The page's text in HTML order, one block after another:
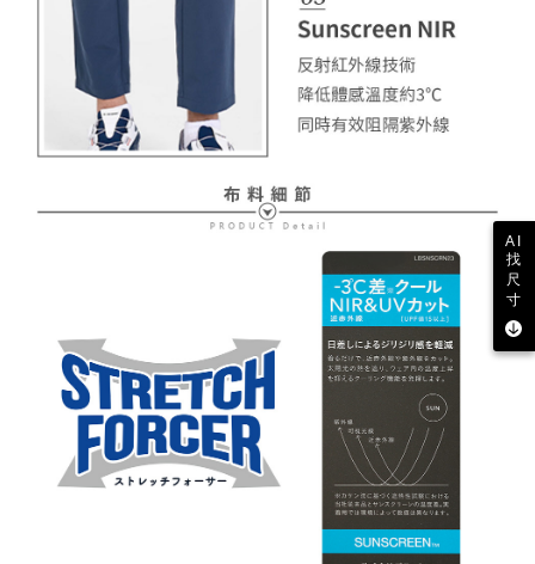
AI
找
尺
寸